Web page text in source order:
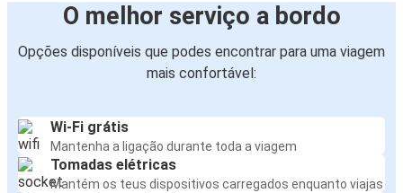
O melhor serviço a bordo
Opções disponíveis que podes encontrar para uma viagem
mais confortável:
Wi-Fi grátis
Mantenha a ligação durante toda a viagem
Tomadas elétricas
Mantém os teus dispositivos carregados enquanto viajas